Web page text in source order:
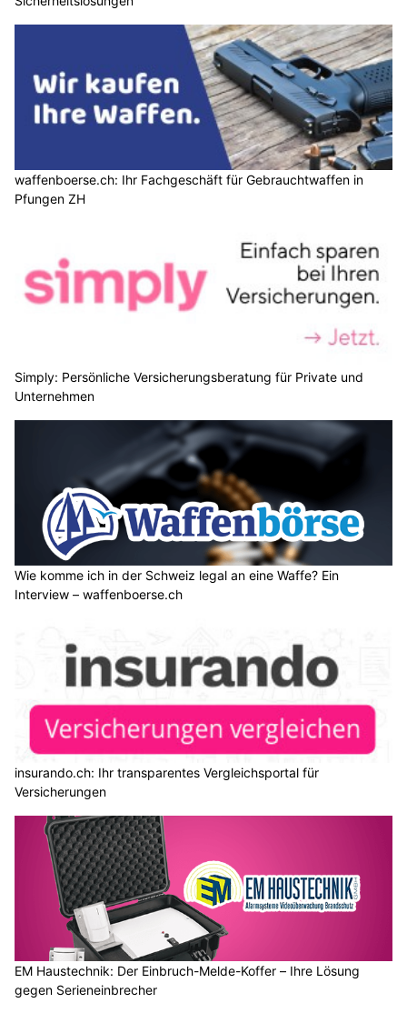
waffenboerse.ch: Ihr Fachgeschäft für Gebrauchtwaffen in
Pfungen ZH
Simply: Persönliche Versicherungsberatung für Private und
Unternehmen
Wie komme ich in der Schweiz legal an eine Waffe? Ein
Interview – waffenboerse.ch
insurando.ch: Ihr transparentes Vergleichsportal für
Versicherungen
EM Haustechnik: Der Einbruch-Melde-Koffer – Ihre Lösung
gegen Serieneinbrecher